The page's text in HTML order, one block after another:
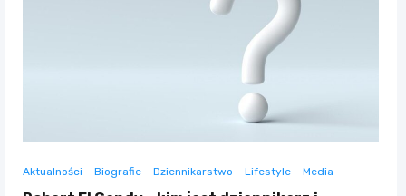
Aktualności Biografie Dziennikarstwo Lifestyle Media